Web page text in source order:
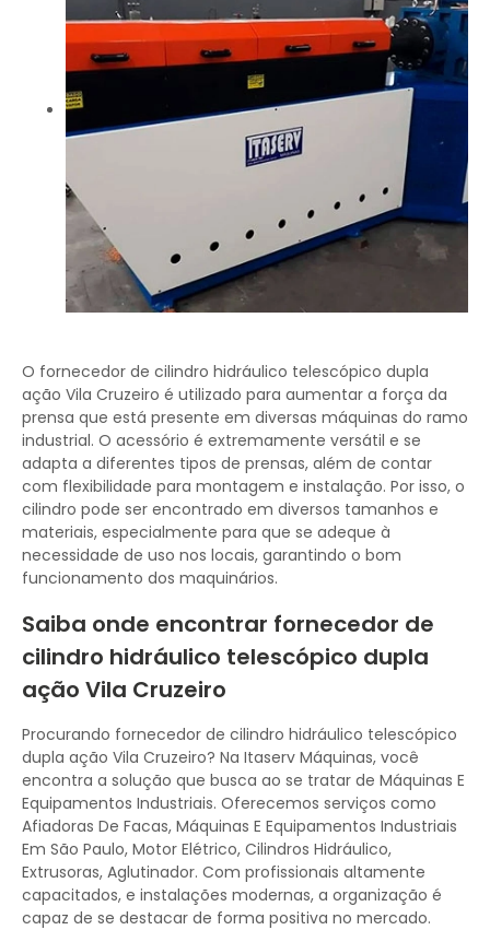
O fornecedor de cilindro hidráulico telescópico dupla
ação Vila Cruzeiro é utilizado para aumentar a força da
prensa que está presente em diversas máquinas do ramo
industrial. O acessório é extremamente versátil e se
adapta a diferentes tipos de prensas, além de contar
com flexibilidade para montagem e instalação. Por isso, o
cilindro pode ser encontrado em diversos tamanhos e
materiais, especialmente para que se adeque à
necessidade de uso nos locais, garantindo o bom
funcionamento dos maquinários.
Saiba onde encontrar fornecedor de
cilindro hidráulico telescópico dupla
ação Vila Cruzeiro
Procurando fornecedor de cilindro hidráulico telescópico
dupla ação Vila Cruzeiro? Na Itaserv Máquinas, você
encontra a solução que busca ao se tratar de Máquinas E
Equipamentos Industriais. Oferecemos serviços como
Afiadoras De Facas, Máquinas E Equipamentos Industriais
Em São Paulo, Motor Elétrico, Cilindros Hidráulico,
Extrusoras, Aglutinador. Com profissionais altamente
capacitados, e instalações modernas, a organização é
capaz de se destacar de forma positiva no mercado.